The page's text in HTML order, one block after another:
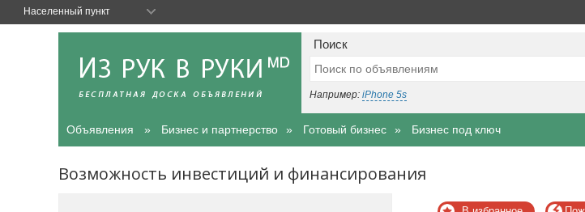
Поиск
Например: iPhone 5s
Объявления Бизнес и партнерство Готовый бизнес Бизнес под ключ
Возможность инвестиций и финансирования
Населенный пункт